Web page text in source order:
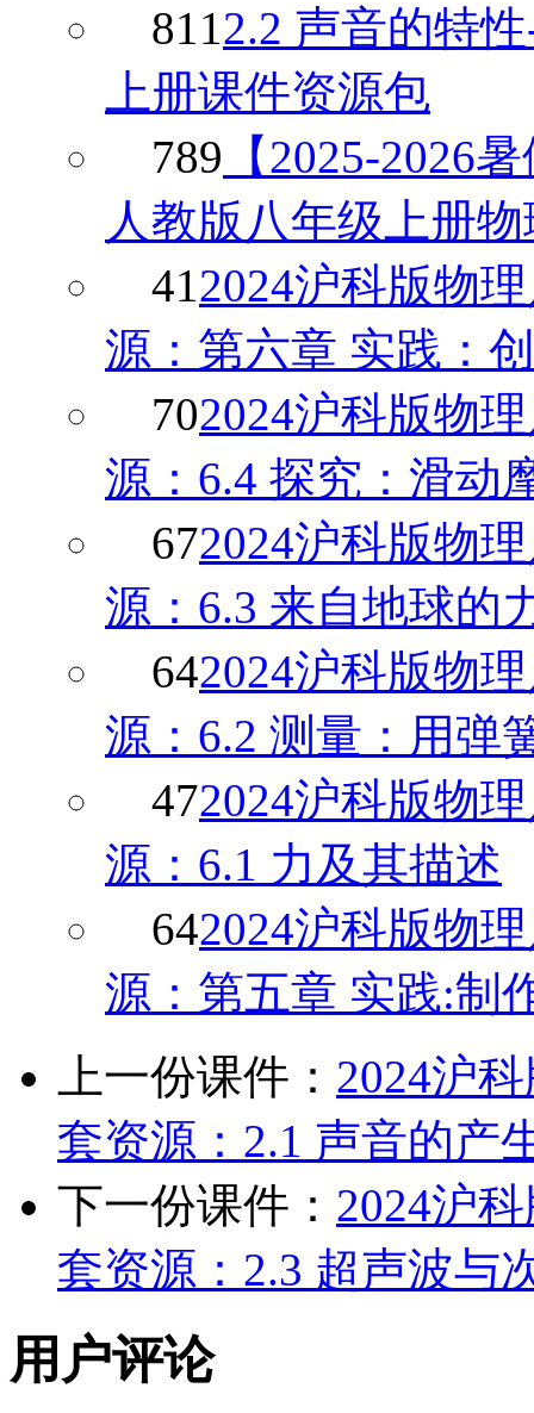
8112.2 声音的特
上册课件资源包
789 【2025-2026
人教版八年级上册
412024沪科版物
源：第六章 实践：
702024沪科版物
源：6.4 探究：滑动
672024沪科版物
源：6.3 来自地球的
642024沪科版物
源：6.2 测量：用弹
472024沪科版物
源：6.1 力及其描述
642024沪科版物
源：第五章 实践:制
上一份课件： 2024沪
套资源：2.1 声音的产
下一份课件： 2024沪
套资源：2.3 超声波与
用户评论